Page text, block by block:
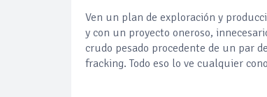
Ven un plan de exploración y
y con un proyecto oneroso,
crudo pesado procedente de un par
fracking. Todo eso lo ve cualquier